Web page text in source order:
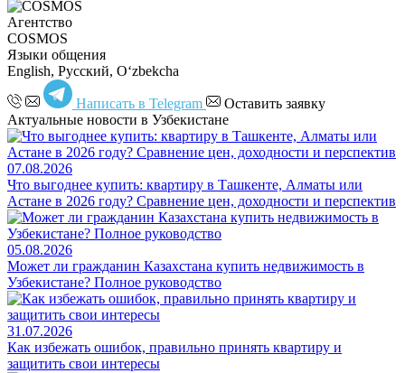
Агентство
COSMOS
Языки общения
English, Русский, Oʻzbekcha
Написать в Telegram
Оставить заявку
Актуальные новости в Узбекистане
07.08.2026
Что выгоднее купить: квартиру в Ташкенте, Алматы или
Астане в 2026 году? Сравнение цен, доходности и перспектив
05.08.2026
Может ли гражданин Казахстана купить недвижимость в
Узбекистане? Полное руководство
31.07.2026
Как избежать ошибок, правильно принять квартиру и
защитить свои интересы